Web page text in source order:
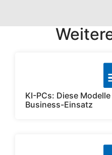
KI-PCs: Diese
Business-Einsatz